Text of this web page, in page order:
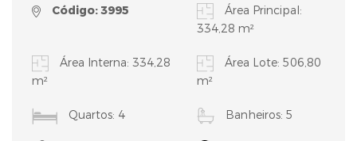
Código: 3995
Área Principal:
334,28 m²
Área Interna: 334,28
m²
Área Lote: 506,80
m²
Quartos: 4 Banheiros: 5